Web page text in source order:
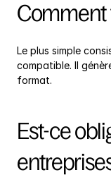
Comment
Le plus simple
compatible. Il
format.
Est-ce